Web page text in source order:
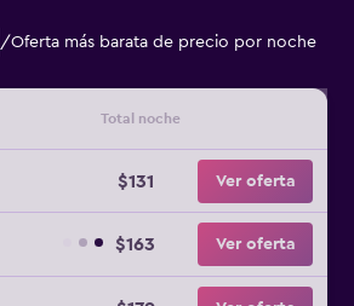
/Oferta más barata de precio por noche
Total noche
$131 Ver oferta
$163 Ver oferta